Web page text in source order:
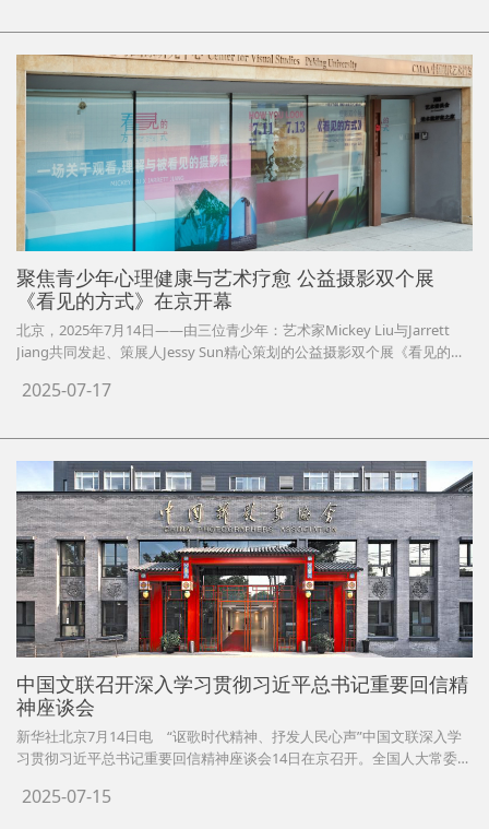
该体系的建立不仅关乎行业标准制定，更是国家文化软实力建设的重要组
成。
聚焦青少年心理健康与艺术疗愈 公益摄影双个展
《看见的方式》在京开幕
北京，2025年7月14日——由三位青少年：艺术家Mickey Liu与Jarrett
Jiang共同发起、策展人Jessy Sun精心策划的公益摄影双个展《看见的方
办。作为“青少年公益摄影艺术季”的首展项目，本次展览以影像为媒介，
入持续关注。
2025-07-17
中国文联召开深入学习贯彻习近平总书记重要回信精
神座谈会
新华社北京7月14日电 “讴歌时代精神、抒发人民心声”中国文联深入学
习贯彻习近平总书记重要回信精神座谈会14日在京召开。全国人大常委会
2025-07-15